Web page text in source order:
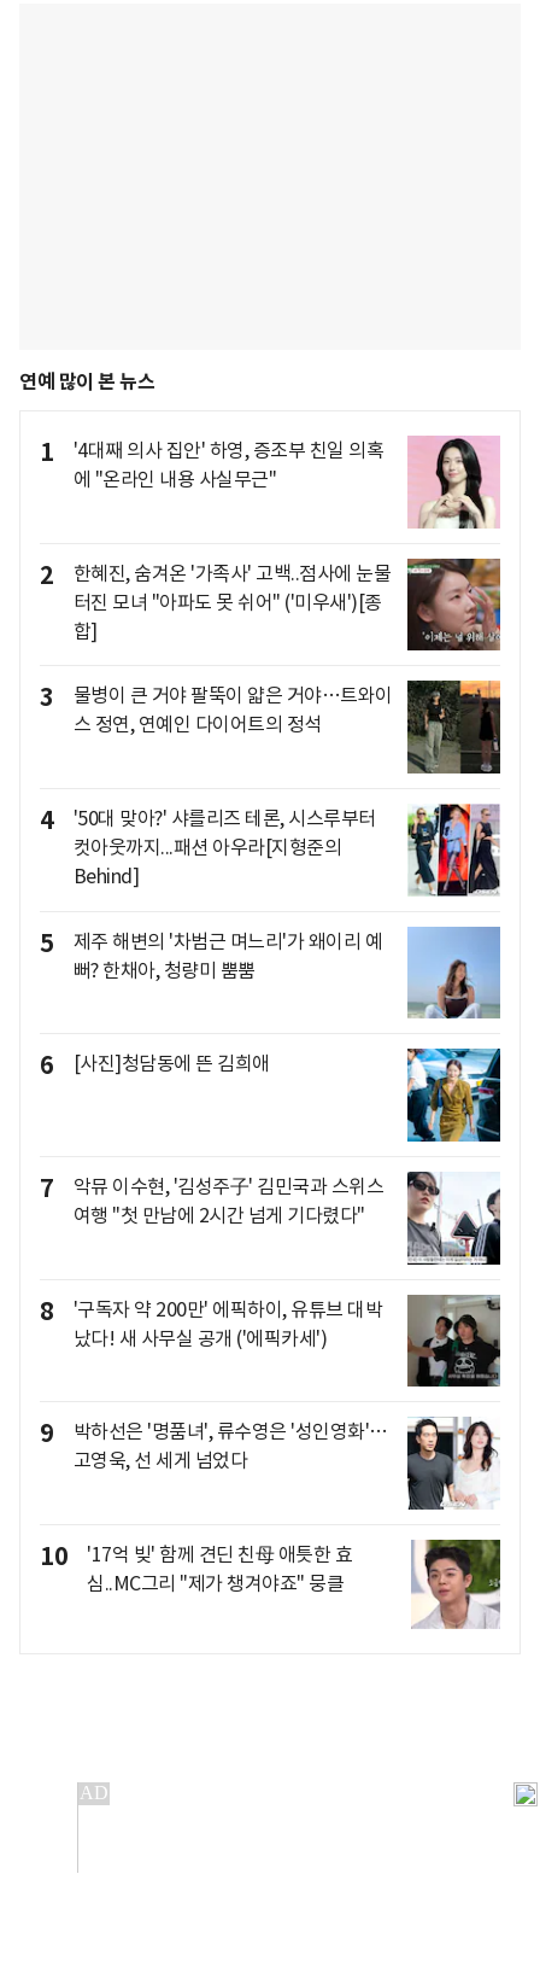
연예 많이 본 뉴스
1
'4대째 의사 집안' 하영, 증조부 친일 의혹
에 "온라인 내용 사실무근"
2
한혜진, 숨겨온 '가족사' 고백..점사에 눈물
터진 모녀 "아파도 못 쉬어" ('미우새')[종
합]
3
물병이 큰 거야 팔뚝이 얇은 거야…트와이
스 정연, 연예인 다이어트의 정석
4
'50대 맞아?' 샤를리즈 테론, 시스루부터
컷아웃까지...패션 아우라[지형준의
Behind]
5
제주 해변의 '차범근 며느리'가 왜이리 예
뻐? 한채아, 청량미 뿜뿜
6 [사진]청담동에 뜬 김희애
7
악뮤 이수현, '김성주子' 김민국과 스위스
여행 "첫 만남에 2시간 넘게 기다렸다"
8
'구독자 약 200만' 에픽하이, 유튜브 대박
났다! 새 사무실 공개 ('에픽카세')
9
박하선은 '명품녀', 류수영은 '성인영화'…
고영욱, 선 세게 넘었다
10
'17억 빚' 함께 견딘 친母 애틋한 효
심..MC그리 "제가 챙겨야죠" 뭉클